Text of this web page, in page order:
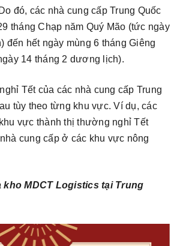
đó, các nhà cung cấp Trung Quốc
tháng Chạp năm Quý Mão (tức ngày
đến hết ngày mùng 6 tháng Giêng
14 tháng 2 dương lịch).
Tết của các nhà cung cấp Trung
tùy theo từng khu vực. Ví dụ, các
vực thành thị thường nghỉ Tết
cung cấp ở các khu vực nông
kho MDCT Logistics tại Trung